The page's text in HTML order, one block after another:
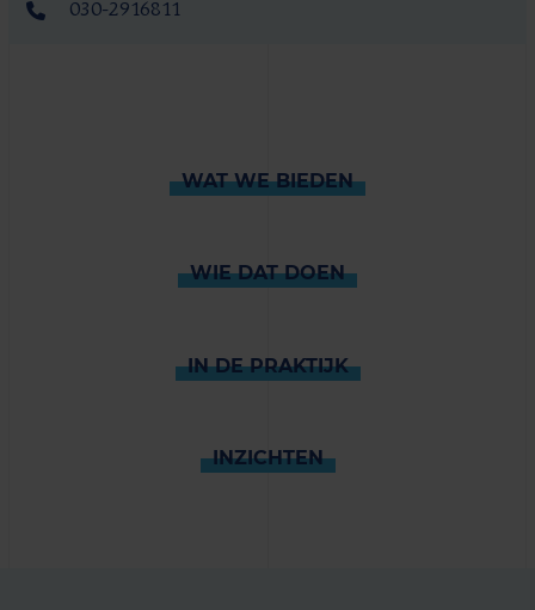
030-2916811
WAT WE BIEDEN
WIE DAT DOEN
IN DE PRAKTIJK
INZICHTEN